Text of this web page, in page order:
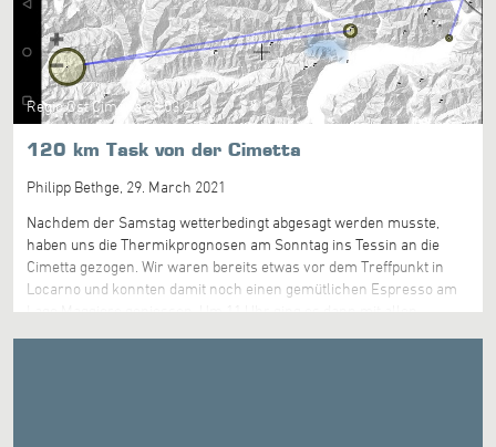
Regio Ost Cimetta 28.03.21
120 km Task von der Cimetta
Philipp Bethge, 29. March 2021
Nachdem der Samstag wetterbedingt abgesagt werden musste,
haben uns die Thermikprognosen am Sonntag ins Tessin an die
Cimetta gezogen. Wir waren bereits etwas vor dem Treffpunkt in
Locarno und konnten damit noch einen gemütlichen Espresso am
Lago Maggiore geniessen. Um 11 Uhr ging es dann mit allen